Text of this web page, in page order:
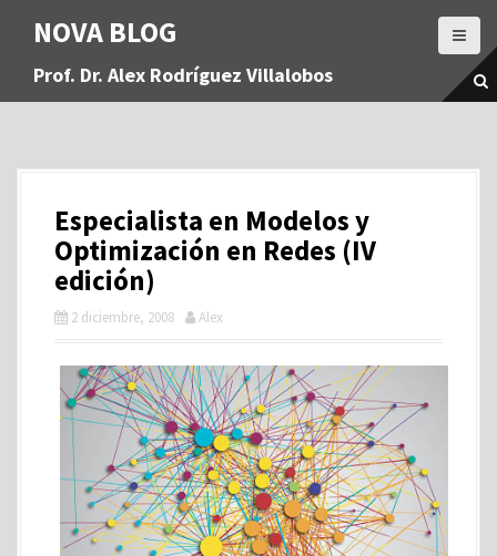
a
NOVA BLOG
Prof. Dr. Alex Rodríguez Villalobos
Especialista en Modelos y
Optimización en Redes (IV
edición)
2 diciembre, 2008 Alex